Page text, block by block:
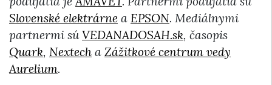
Slovenské elektrárne a EPSON. Mediálnymi
partnermi súVEDANADOSAH.sk, časopis
Quark, Nextech a Zážitkové centrum vedy
Aurelium.